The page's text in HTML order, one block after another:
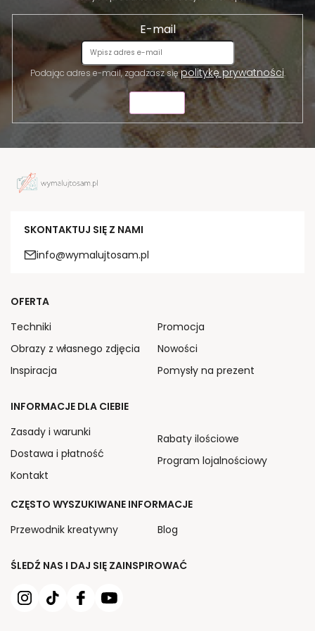
E-mail
Podając adres e-mail, zgadzasz siępolitykę prywatności.
SKONTAKTUJ SIĘ Z NAMI
info@wymalujtosam.pl
ŚLEDŹ NAS I DAJ SIĘ ZAINSPIROWAĆ
OFERTA
Techniki
Obrazy z własnego zdjęcia
Inspiracja
Promocja
Nowości
Pomysły na prezent
INFORMACJE DLA CIEBIE
Zasady i warunki
Dostawa i płatność
Kontakt
Rabaty ilościowe
Program lojalnościowy
CZĘSTO WYSZUKIWANE INFORMACJE
Przewodnik kreatywny
Blog